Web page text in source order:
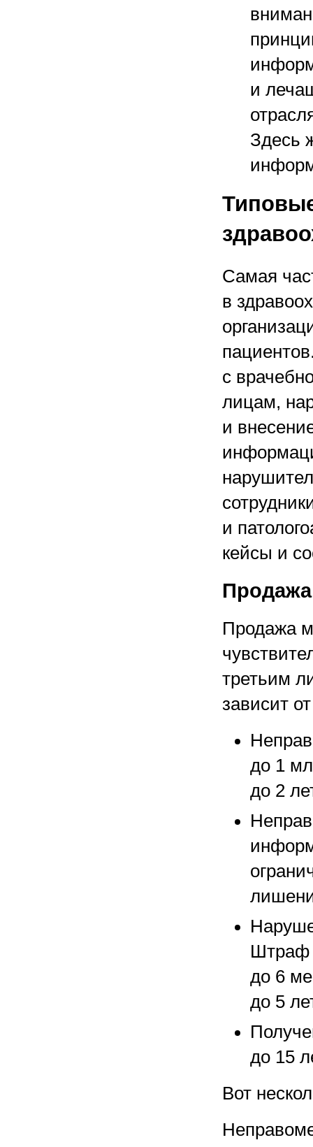
и
Здесь
Самая
в
с
лицам,
и
и
кейсы и
Продажа
третьим
зависит
до 1
до 2
Штраф
до 6
до 5
до 15
Вот